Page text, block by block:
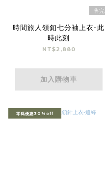
售完
時間旅人領釦七分袖上衣-此
時此刻
NT$2,880
加入購物車
零碼優惠30%off